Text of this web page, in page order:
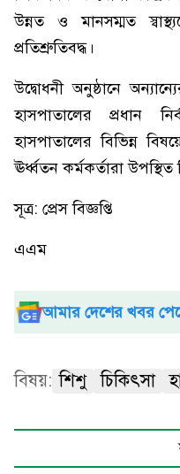
উন্নত ও মানসম্মত
প্রতিশ্রুতিবদ্ধ।
উদ্বোধনী অনুষ্ঠানে
হাসপাতালের প্রধান
হাসপাতালের বিভিন্ন
ঊর্ধ্বতন কর্মকর্তারা উপস্থিত
সূত্র: প্রেস বিজ্ঞপ্তি
এএম
আমার দেশের খবর
বিষয়: শিশু চিকিৎসা